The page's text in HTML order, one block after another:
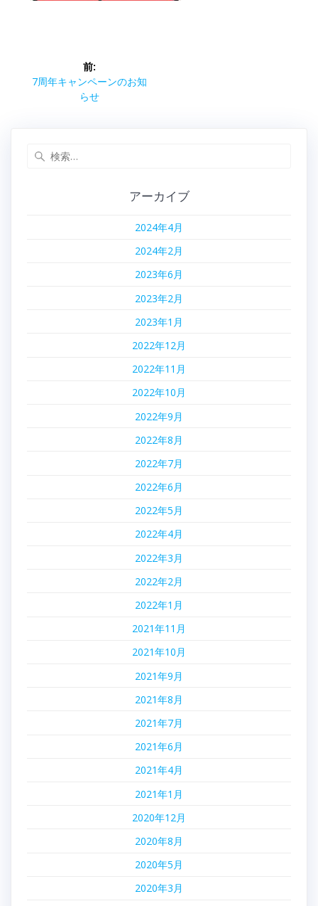
稿
ビ
前:
前
7周年キャンペーンのお知
らせ
アーカイブ
2024年4月
2024年2月
2023年6月
2023年2月
2023年1月
2022年12月
2022年11月
2022年10月
2022年9月
2022年8月
2022年7月
2022年6月
2022年5月
2022年4月
2022年3月
2022年2月
2022年1月
2021年11月
2021年10月
2021年9月
2021年8月
2021年7月
2021年6月
2021年4月
2021年1月
2020年12月
2020年8月
2020年5月
2020年3月